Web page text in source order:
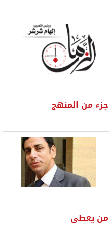
جزء من المنهج
من يعطى